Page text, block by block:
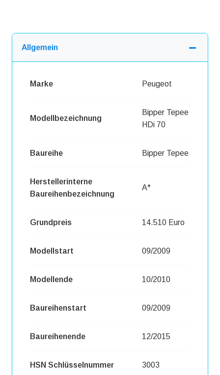
Allgemein
Marke Peugeot
Modellbezeichnung
Bipper Tepee
HDi 70
Baureihe Bipper Tepee
Herstellerinterne
Baureihenbezeichnung
A*
Grundpreis 14.510 Euro
Modellstart 09/2009
Modellende 10/2010
Baureihenstart 09/2009
Baureihenende 12/2015
HSN Schlüsselnummer 3003